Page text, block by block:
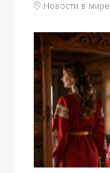
Новости в мире